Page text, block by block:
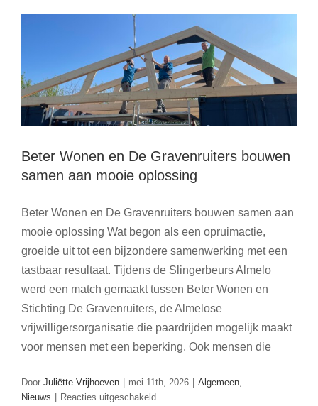
2026:
Vang
je
Droom
Beter Wonen en De Gravenruiters bouwen
samen aan mooie oplossing
Beter Wonen en De Gravenruiters bouwen samen aan
mooie oplossing Wat begon als een opruimactie,
groeide uit tot een bijzondere samenwerking met een
tastbaar resultaat. Tijdens de Slingerbeurs Almelo
werd een match gemaakt tussen Beter Wonen en
Stichting De Gravenruiters, de Almelose
vrijwilligersorganisatie die paardrijden mogelijk maakt
voor mensen met een beperking. Ook mensen die
Door Juliëtte Vrijhoeven mei 11th, 2026 Algemeen,
Nieuws
Reacties uitgeschakeldvoor